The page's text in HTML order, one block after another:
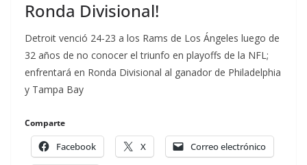
Ronda Divisional!
Detroit venció 24-23 a los Rams de Los Ángeles luego de
32 años de no conocer el triunfo en playoffs de la NFL;
enfrentará en Ronda Divisional al ganador de Philadelphia
y Tampa Bay
Comparte
Facebook X Correo electrónico